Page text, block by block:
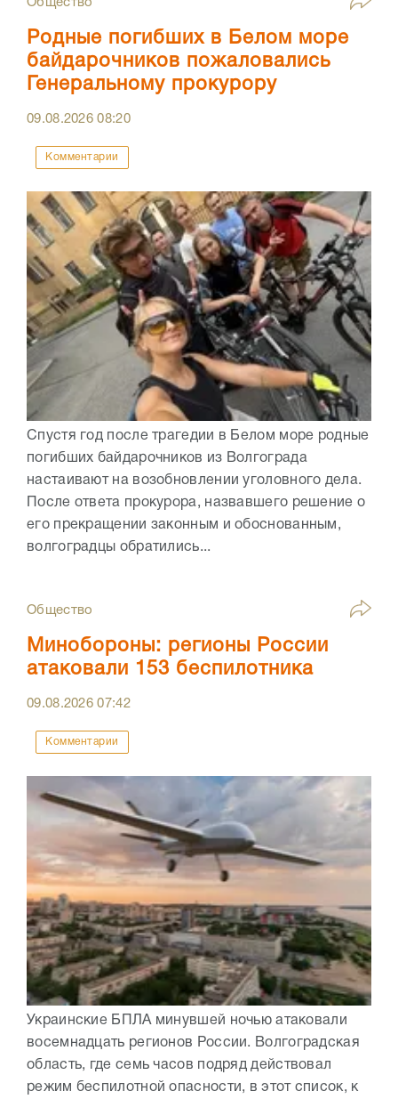
Общество
Родные погибших в Белом море
байдарочников пожаловались
Генеральному прокурору
09.08.202608:20
Комментарии
Спустя год после трагедии в Белом море родные
погибших байдарочников из Волгограда
настаивают на возобновлении уголовного дела.
После ответа прокурора, назвавшего решение о
его прекращении законным и обоснованным,
волгоградцы обратились...
Общество
Минобороны: регионы России
атаковали 153 беспилотника
09.08.202607:42
Комментарии
Украинские БПЛА минувшей ночью атаковали
восемнадцать регионов России. Волгоградская
область, где семь часов подряд действовал
режим беспилотной опасности, в этот список, к